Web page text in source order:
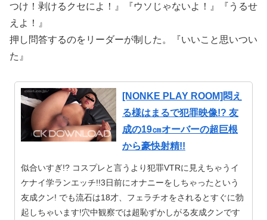
つけ！剥けるクセによ！』『ウソじゃないよ！』『うるせ
えよ！』
押し問答するのをリーダーが制した。『いいこと思いつい
た』
[NONKE PLAY ROOM]悶え
る様はまるで犯罪映像!? 友
成の19㎝オーバーの超巨根
から豪快射精!!
似合いすぎ!? コスプレと言うより犯罪VTRに見えちゃうイ
ケナイ学ランエッチ!!3日前にオナニーをしちゃったという
友成クン! でも流石は18才、フェラチオをされるとすぐに勃
起しちゃいます!穴中観察では超恥ずかしがる友成クンです